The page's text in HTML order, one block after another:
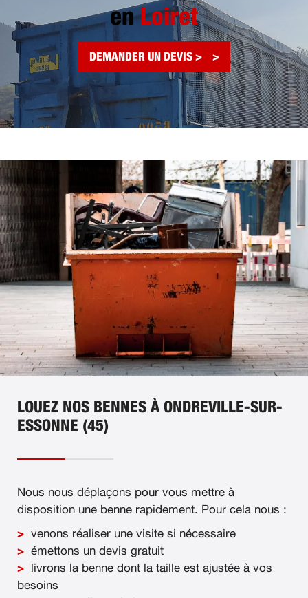
enLoiret
DEMANDER UN DEVIS >
LOUEZ NOS BENNES À ONDREVILLE-SUR-
ESSONNE (45)
Nous nous déplaçons pour vous mettre à
disposition une benne rapidement. Pour cela nous :
venons réaliser une visite si nécessaire
émettons un devis gratuit
livrons la benne dont la taille est ajustée à vos
besoins